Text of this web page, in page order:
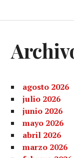
agosto 2026
julio 2026
junio 2026
mayo 2026
abril 2026
marzo 2026